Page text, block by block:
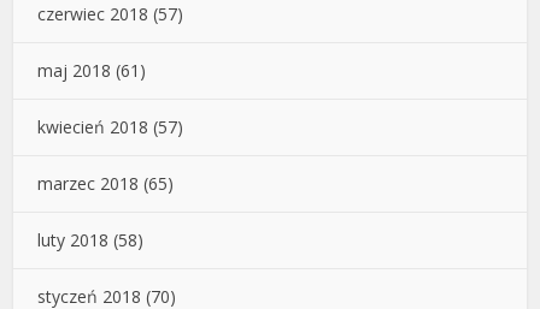
czerwiec 2018 (57)
maj 2018 (61)
kwiecień 2018 (57)
marzec 2018 (65)
luty 2018 (58)
styczeń 2018 (70)